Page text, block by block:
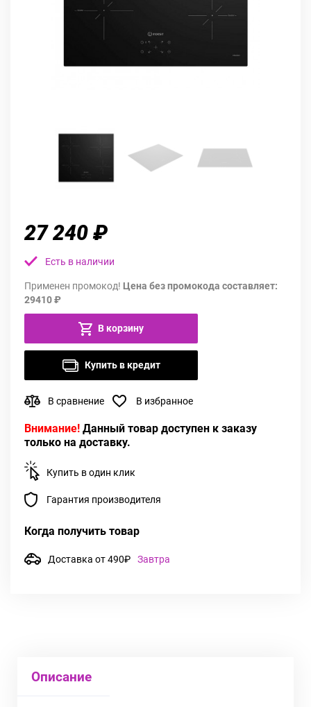
27 240 ₽
Есть в наличии
Применен промокод! Цена без промокода составляет:
29410 ₽
В корзину
Купить в кредит
В сравнение В избранное
Внимание! Данный товар доступен к заказу
только на доставку.
Купить в один клик
Гарантия производителя
Когда получить товар
Доставка от 490₽ Завтра
Описание